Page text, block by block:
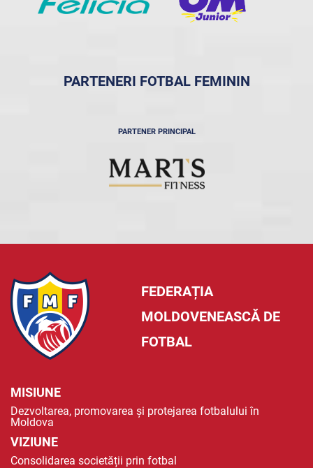
PARTENERI FOTBAL FEMININ
PARTENER PRINCIPAL
FEDERAȚIA
MOLDOVENEASCĂ DE
FOTBAL
MISIUNE
Dezvoltarea, promovarea și protejarea fotbalului în
Moldova
VIZIUNE
Consolidarea societății prin fotbal